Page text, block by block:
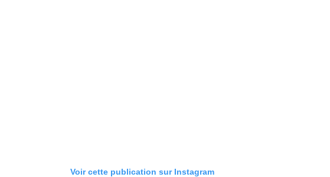
Voir cette publication sur Instagram